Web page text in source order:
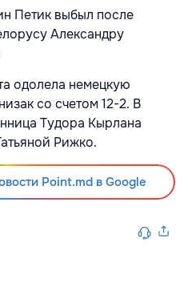
Петик выбыл после
Александру
одолела немецкую
со счетом 12-2. В
Тудора Кырлана
Рижко.
Point.md в Google